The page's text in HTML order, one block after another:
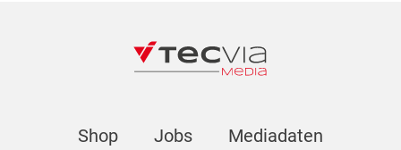
Shop Jobs Mediadaten